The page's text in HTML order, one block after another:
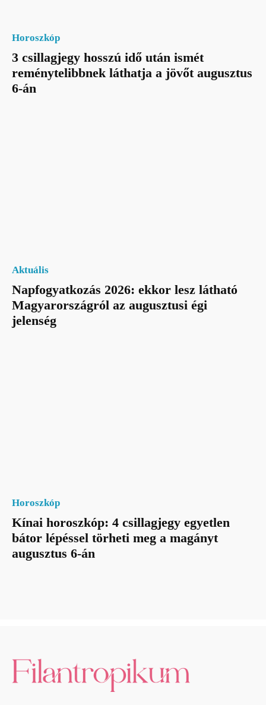
Horoszkóp
3 csillagjegy hosszú idő után ismét
reménytelibbnek láthatja a jövőt augusztus
6-án
Aktuális
Napfogyatkozás 2026: ekkor lesz látható
Magyarországról az augusztusi égi
jelenség
Horoszkóp
Kínai horoszkóp: 4 csillagjegy egyetlen
bátor lépéssel törheti meg a magányt
augusztus 6-án